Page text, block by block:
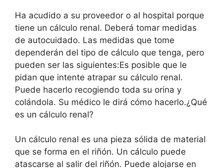
Ha acudido a su proveedor o al hospital porque
tiene un cálculo renal. Deberá tomar medidas
de autocuidado. Las medidas que tome
dependerán del tipo de cálculo que tenga, pero
pueden ser las siguientes:Es posible que le
pidan que intente atrapar su cálculo renal.
Puede hacerlo recogiendo toda su orina y
colándola. Su médico le dirá cómo hacerlo.¿Qué
es un cálculo renal?
Un cálculo renal es una pieza sólida de material
que se forma en el riñón. Un cálculo puede
atascarse al salir del riñón. Puede alojarse en